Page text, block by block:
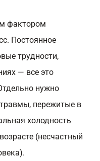
фактором
Постоянное
трудности,
— все это
нужно
пережитые в
холодность
(несчастный